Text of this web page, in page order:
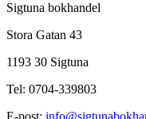
Sigtuna bokhandel
Stora Gatan 43
1193 30 Sigtuna
Tel: 0704-339803